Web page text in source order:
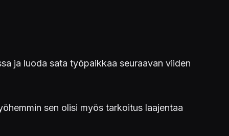
ja luoda sata työpaikkaa seuraavan viiden
sen olisi myös tarkoitus laajentaa